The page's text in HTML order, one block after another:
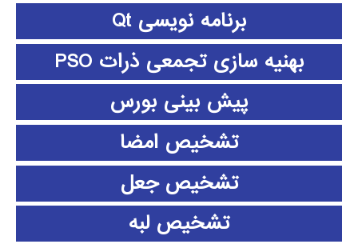
برنامه نویسی Qt
بهنیه سازی تجمعی ذرات PSO
پیش بینی بورس
تشخیص امضا
تشخیص جعل
تشخیص لبه